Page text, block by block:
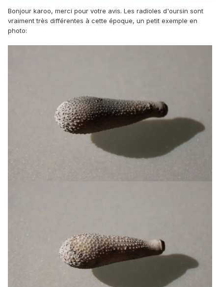
Bonjour karoo, merci pour votre avis. Les radioles d'oursin sont
vraiment très différentes à cette époque, un petit exemple en
photo: